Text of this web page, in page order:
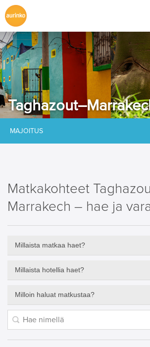
MAJOITUS
Matkakohteet
Marrakech – hae ja
Millaista matkaa haet?
Millaista hotellia haet?
Milloin haluat matkustaa?